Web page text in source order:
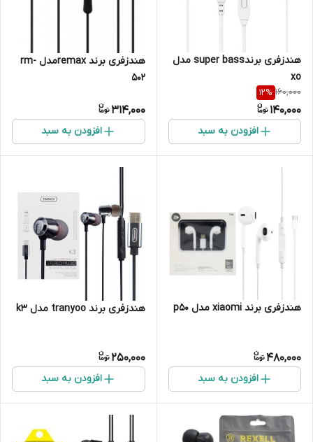
هندزفری برندsuper bass مدل
xo
160,000
12%
140,000
افزودن به سبد
هندزفری برند remaxمدل rm-
502
314,000
افزودن به سبد
هندزفری برند xiaomi مدل p50
480,000
افزودن به سبد
هندزفری برند tranyoo مدل k3
250,000
افزودن به سبد